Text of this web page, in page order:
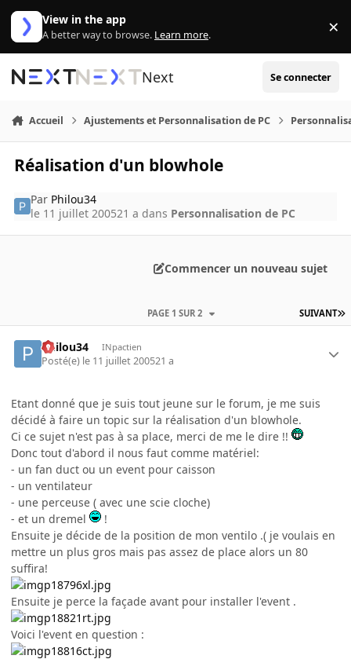
Aller au contenu
View in the app
A better way to browse. Learn more. ×
Next Se connecter
Accueil Ajustements et Personnalisation de PC
Réalisation d'un blowhole
Par Philou34
le 11 juillet 200521 a dans Personnalisation de PC
Commencer un nouveau sujet
SUIVANT
PAGE 1 SUR 2
Philou34 INpactien
Posté(e) le 11 juillet 200521 a
Etant donné que je suis tout jeune sur le forum, je me suis
décidé à faire un topic sur la réalisation d'un blowhole.
Ci ce sujet n'est pas à sa place, merci de me le dire !!
Donc tout d'abord il nous faut comme matériel:
- un fan duct ou un event pour caisson
- un ventilateur
- une perceuse ( avec une scie cloche)
- et un dremel
!
Ensuite je décide de la position de mon ventilo .( je voulais en
mettre un plus gros mais pas assez de place alors un 80
suffira!
Ensuite je perce la façade avant pour installer l'event .
Voici l'event en question :